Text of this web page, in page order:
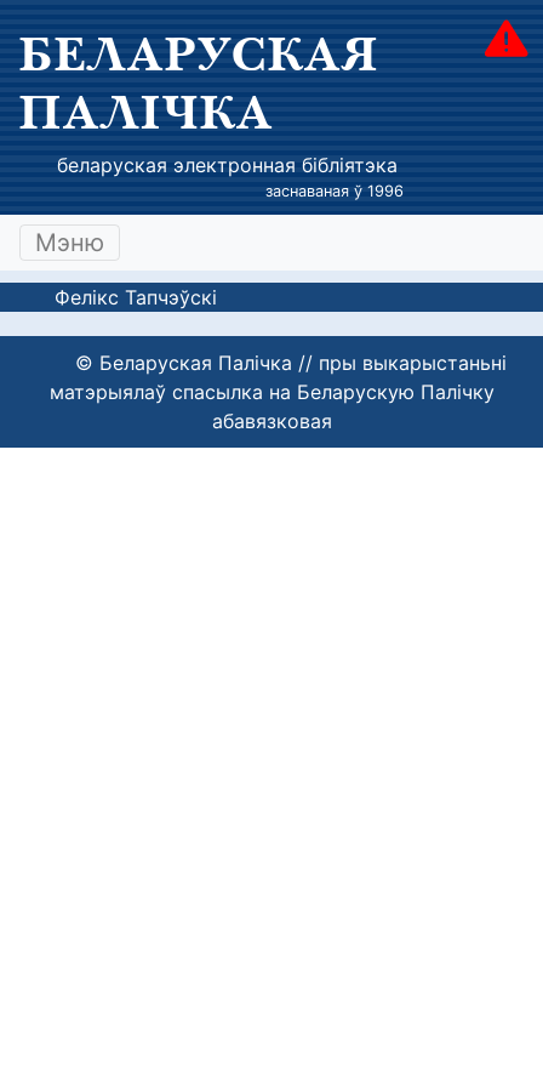
БЕЛАРУСКАЯ
ПАЛІЧКА
беларуская электронная бібліятэка
заснаваная ў 1996
Мэню
Фелікс Тапчэўскі
© Беларуская Палічка // пры выкарыстаньні
матэрыялаў спасылка на Беларускую Палічку
абавязковая